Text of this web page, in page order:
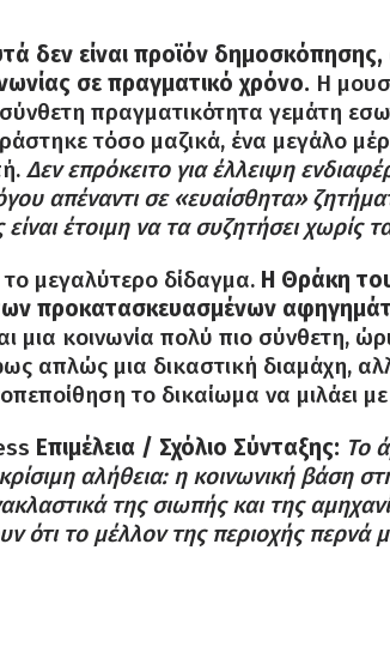
δεν είναι προϊόν
σε πραγματικό χρόνο. Η
πραγματικότητα γεμάτη
τόσο μαζικά, ένα μεγάλο
Δεν επρόκειτο για έλλειψη
απέναντι σε «ευαίσθητα»
έτοιμη να τα συζητήσει χωρίς
το μεγαλύτερο δίδαγμα. Η Θράκη
προκατασκευασμένων
μια κοινωνία πολύ πιο σύνθετη,
απλώς μια δικαστική διαμάχη,
το δικαίωμα να μιλάει
Επιμέλεια / Σχόλιο Σύνταξης: Το
κρίσιμη αλήθεια: η κοινωνική βάση
της σιωπής και της
ότι το μέλλον της περιοχής